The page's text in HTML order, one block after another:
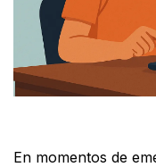
En momentos de